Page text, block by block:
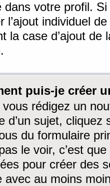
dans votre profil.
l’ajout individuel
la case d’ajout
puis-je créer
vous rédigez un
d’un sujet, cliquez
du formulaire
le voir, c’est
pour créer des
avec au moins